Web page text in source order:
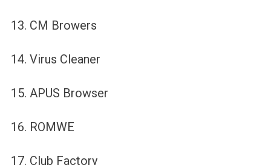
13. CM Browers
14. Virus Cleaner
15. APUS Browser
16. ROMWE
17. Club Factory